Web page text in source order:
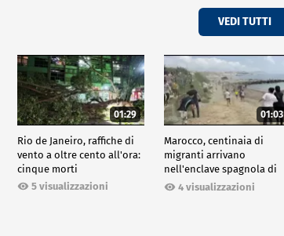
VEDI TUTTI
01:29
Rio de Janeiro, raffiche di
vento a oltre cento all'ora:
cinque morti
5 visualizzazioni
01:03
Marocco, centinaia di
migranti arrivano
nell'enclave spagnola di
Ceuta4 visualizzazioni